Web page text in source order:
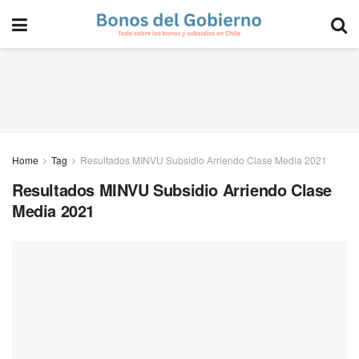
Home Tag Resultados MINVU Subsidio Arriendo Clase Media 2021
Resultados MINVU Subsidio Arriendo Clase
Media 2021